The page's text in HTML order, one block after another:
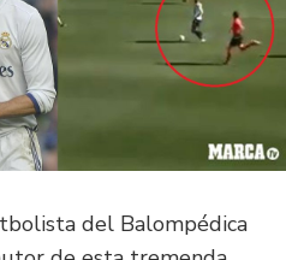
del Balompédica